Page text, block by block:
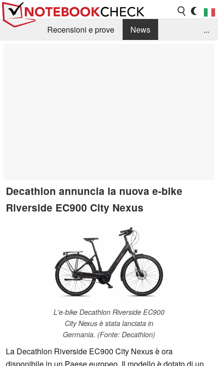
Recensioni e prove
News
...
Decathlon annuncia la nuova e-bike
Riverside EC900 City Nexus
L'e-bike Decathlon Riverside EC900
City Nexus è stata lanciata in
Germania. (Fonte: Decathlon)
La Decathlon Riverside EC900 City Nexus è ora